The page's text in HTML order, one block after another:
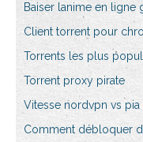
Baiser lanime en ligne
Client torrent pour
Torrents les plus
Torrent proxy pirate
Vitesse nordvpn vs pia
Comment débloquer